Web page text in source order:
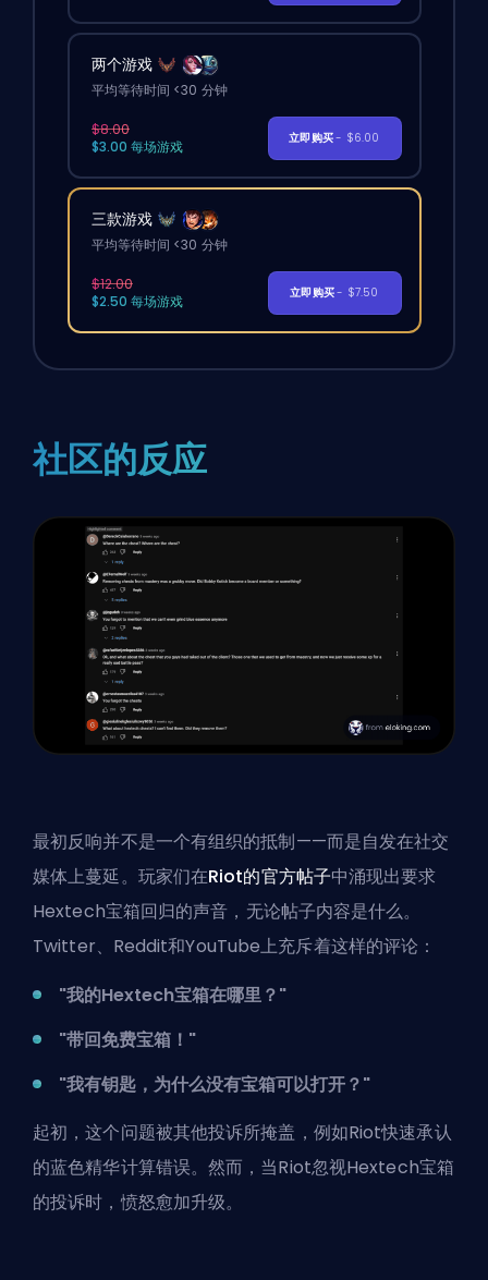
两个游戏
平均等待时间 <30 分钟
$8.00
$3.00 每场游戏
立即购买- $6.00
三款游戏
平均等待时间 <30 分钟
$12.00
$2.50 每场游戏
立即购买- $7.50
社区的反应
最初反响并不是一个有组织的抵制——而是自发在社交
媒体上蔓延。玩家们在Riot的官方帖子中涌现出要求
Hextech宝箱回归的声音，无论帖子内容是什么。
Twitter、Reddit和YouTube上充斥着这样的评论：
"我的Hextech宝箱在哪里？"
"带回免费宝箱！"
"我有钥匙，为什么没有宝箱可以打开？"
起初，这个问题被其他投诉所掩盖，例如Riot快速承认
的蓝色精华计算错误。然而，当Riot忽视Hextech宝箱
的投诉时，愤怒愈加升级。